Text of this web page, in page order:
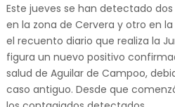
Este jueves se han detectado
en la zona de Cervera y otro en
el recuento diario que realiza la
figura un nuevo positivo
salud de Aguilar de Campoo,
caso antiguo. Desde que